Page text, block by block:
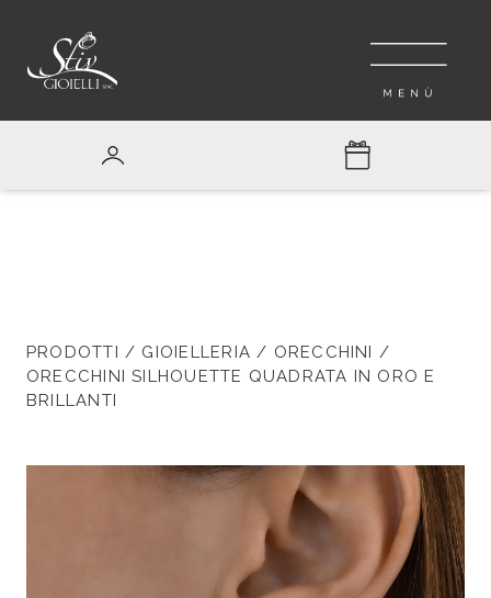
PRODOTTI / GIOIELLERIA / ORECCHINI /
ORECCHINI SILHOUETTE QUADRATA IN ORO E
BRILLANTI